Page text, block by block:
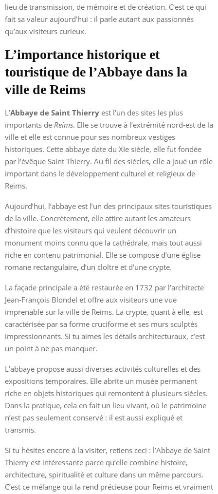
lieu de transmission, de mémoire et de création. C’est ce qui
fait sa valeur aujourd’hui : il parle autant aux passionnés
qu’aux visiteurs curieux.
L’importance historique et
touristique de l’Abbaye dans la
ville de Reims
L’Abbaye de Saint Thierry est l’un des sites les plus
importants de Reims. Elle se trouve à l’extrémité nord-est de la
ville et elle est connue pour ses nombreux vestiges
historiques. Cette abbaye date du XIe siècle, elle fut fondée
par l’évêque Saint Thierry. Au fil des siècles, elle a joué un rôle
important dans le développement culturel et religieux de
Reims.
Aujourd’hui, l’abbaye est l’un des principaux sites touristiques
de la ville. Concrètement, elle attire autant les amateurs
d’histoire que les visiteurs qui veulent découvrir un
monument moins connu que la cathédrale, mais tout aussi
riche en contenu patrimonial. Elle se compose d’une église
romane rectangulaire, d’un cloître et d’une crypte.
La façade principale a été restaurée en 1732 par l’architecte
Jean-François Blondel et offre aux visiteurs une vue
imprenable sur la ville de Reims. La crypte, quant à elle, est
caractérisée par sa forme cruciforme et ses murs sculptés
impressionnants. Si tu aimes les détails architecturaux, c’est
un point à ne pas manquer.
L’abbaye propose aussi diverses activités culturelles et des
expositions temporaires. Elle abrite un musée permanent
riche en objets historiques qui remontent à plusieurs siècles.
Dans la pratique, cela en fait un lieu vivant, où le patrimoine
n’est pas seulement conservé : il est aussi expliqué et
transmis.
Si tu hésites encore à la visiter, retiens ceci : l’Abbaye de Saint
Thierry est intéressante parce qu’elle combine histoire,
architecture, spiritualité et culture dans un même parcours.
C’est ce mélange qui la rend précieuse pour Reims et vraiment